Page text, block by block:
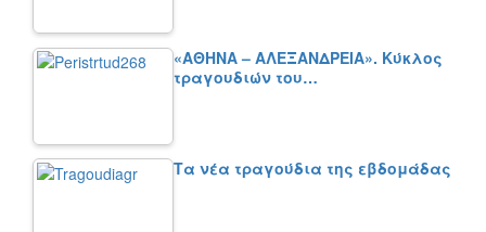
«ΑΘΗΝΑ – ΑΛΕΞΑΝΔΡΕΙΑ». Κύκλος
τραγουδιών του…
Τα νέα τραγούδια της εβδομάδας